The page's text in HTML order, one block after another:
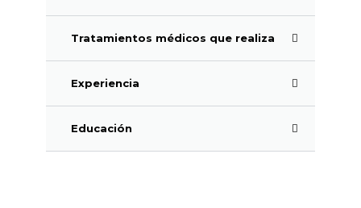
Tratamientos médicos que realiza
Experiencia
Educación